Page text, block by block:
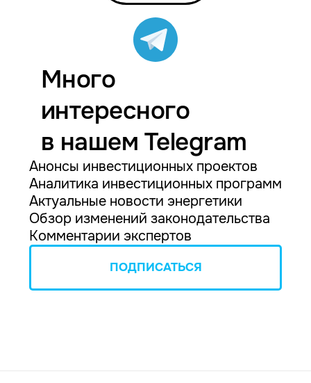
Много
интересного
в нашем Telegram
Анонсы инвестиционных проектов
Аналитика инвестиционных программ
Актуальные новости энергетики
Обзор изменений законодательства
Комментарии экспертов
ПОДПИСАТЬСЯ